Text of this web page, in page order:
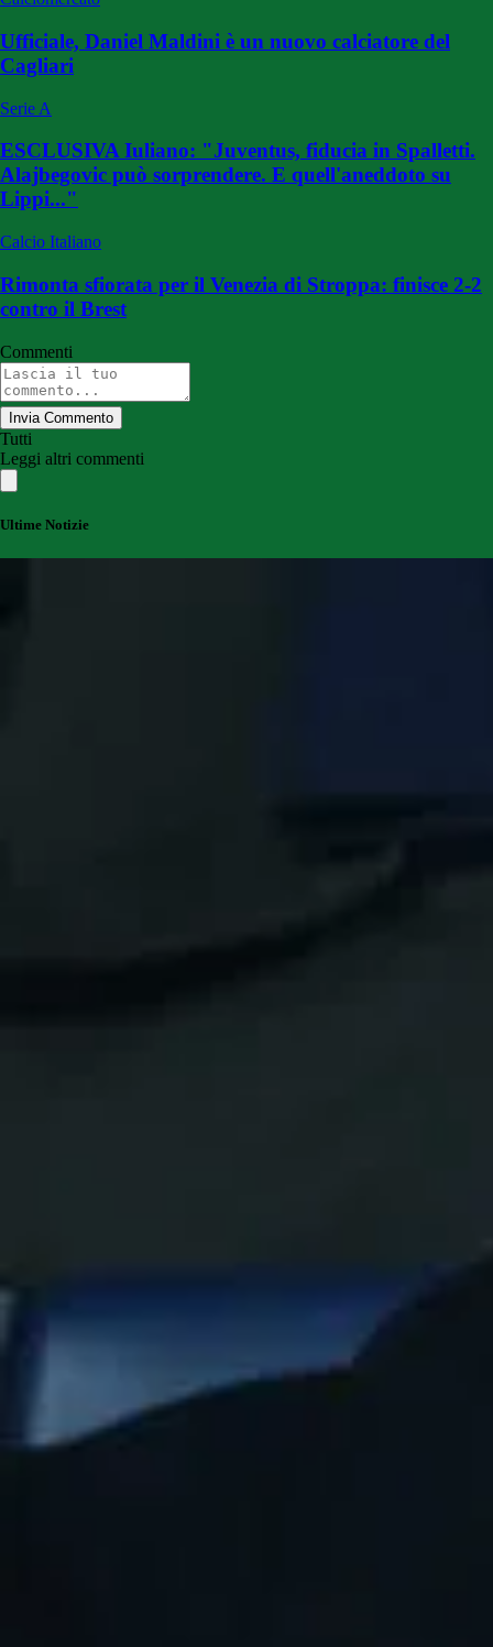
Ufficiale, Daniel Maldini è un nuovo calciatore del
Cagliari
Serie A
ESCLUSIVA Iuliano: "Juventus, fiducia in Spalletti.
Alajbegovic può sorprendere. E quell'aneddoto su
Lippi..."
Calcio Italiano
Rimonta sfiorata per il Venezia di Stroppa: finisce 2-2
contro il Brest
Commenti
Invia Commento
Tutti
Leggi altri commenti
Ultime Notizie